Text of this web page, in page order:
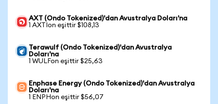
AXT (Ondo Tokenized)'dan Avustralya Doları'na
1 AXTIon eşittir $108,13
Terawulf (Ondo Tokenized)'dan Avustralya
Doları'na
1 WULFon eşittir $25,63
Enphase Energy (Ondo Tokenized)'dan Avustralya
Doları'na
1 ENPHon eşittir $56,07